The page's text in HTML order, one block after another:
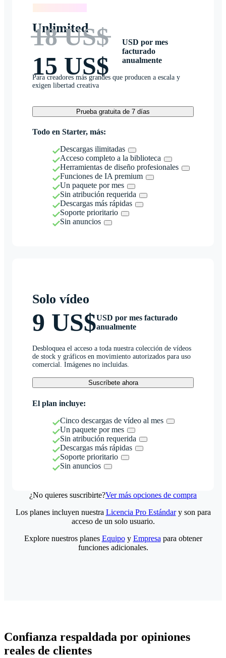
Unlimited
18 US$
15 US$
USD por mes
facturado
anualmente
Para creadores más grandes que producen a escala y
exigen libertad creativa
Prueba gratuita de 7 días
Todo en Starter, más:
Descargas ilimitadas
Acceso completo a la biblioteca
Herramientas de diseño profesionales
Funciones de IA premium
Un paquete por mes
Sin atribución requerida
Descargas más rápidas
Soporte prioritario
Sin anuncios
Solo vídeo
9 US$USD por mes facturado
anualmente
Desbloquea el acceso a toda nuestra colección de vídeos
de stock y gráficos en movimiento autorizados para uso
comercial. Imágenes no incluidas.
Suscríbete ahora
El plan incluye:
Cinco descargas de vídeo al mes
Un paquete por mes
Sin atribución requerida
Descargas más rápidas
Soporte prioritario
Sin anuncios
¿No quieres suscribirte?Ver más opciones de compra
Los planes incluyen nuestra Licencia Pro Estándary son para
acceso de un solo usuario.
Explore nuestros planes Equipoy Empresa para obtener
funciones adicionales.
Confianza respaldada por opiniones
reales de clientes